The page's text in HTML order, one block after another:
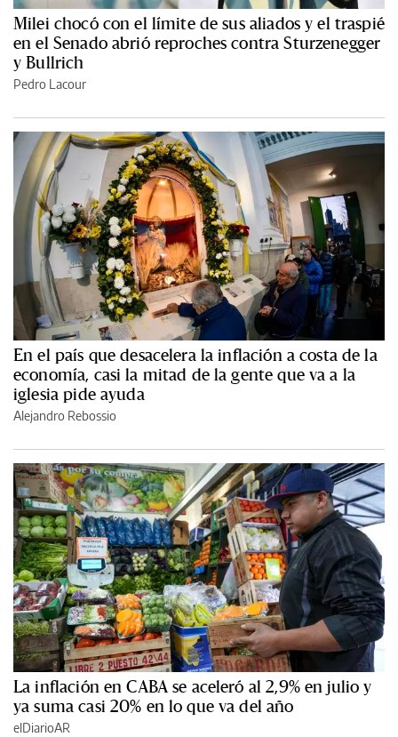
Milei chocó con el límite de sus aliados y el traspié
en el Senado abrió reproches contra Sturzenegger
y Bullrich
Pedro Lacour
En el país que desacelera la inflación a costa de la
economía, casi la mitad de la gente que va a la
iglesia pide ayuda
Alejandro Rebossio
La inflación en CABA se aceleró al 2,9% en julio y
ya suma casi 20% en lo que va del año
elDiarioAR